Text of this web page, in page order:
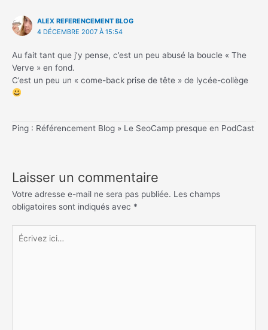
ALEX REFERENCEMENT BLOG
4 DÉCEMBRE 2007 À 15:54
Au fait tant que j’y pense, c’est un peu abusé la boucle « The
Verve » en fond.
C’est un peu un « come-back prise de tête » de lycée-collège
Ping : Référencement Blog » Le SeoCamp presque en PodCast
Laisser un commentaire
Votre adresse e-mail ne sera pas publiée. Les champs
obligatoires sont indiqués avec *
Écrivez
ici…